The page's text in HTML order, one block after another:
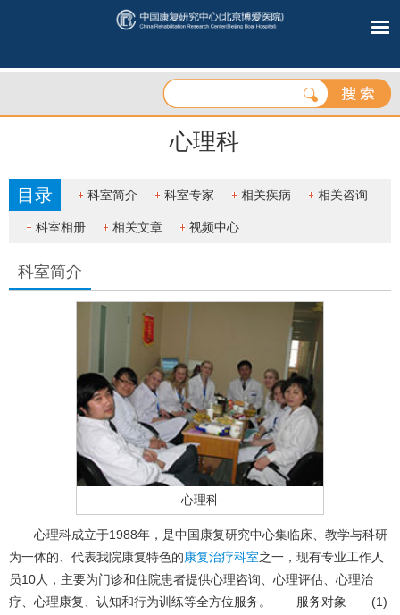
心理科
目录 科室简介 科室专家 相关疾病 相关咨询
科室相册 相关文章 视频中心
科室简介
心理科
心理科成立于1988年，是中国康复研究中心集临床、教学与科研
为一体的、代表我院康复特色的康复治疗科室之一，现有专业工作人
员10人，主要为门诊和住院患者提供心理咨询、心理评估、心理治
疗、心理康复、认知和行为训练等全方位服务。 服务对象 (1)